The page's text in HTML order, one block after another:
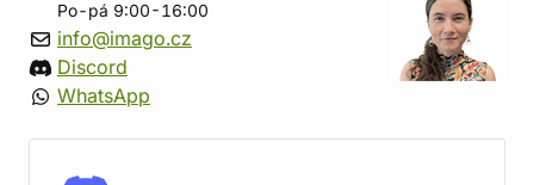
Po-pá 9:00-16:00
info@imago.cz
Discord
WhatsApp